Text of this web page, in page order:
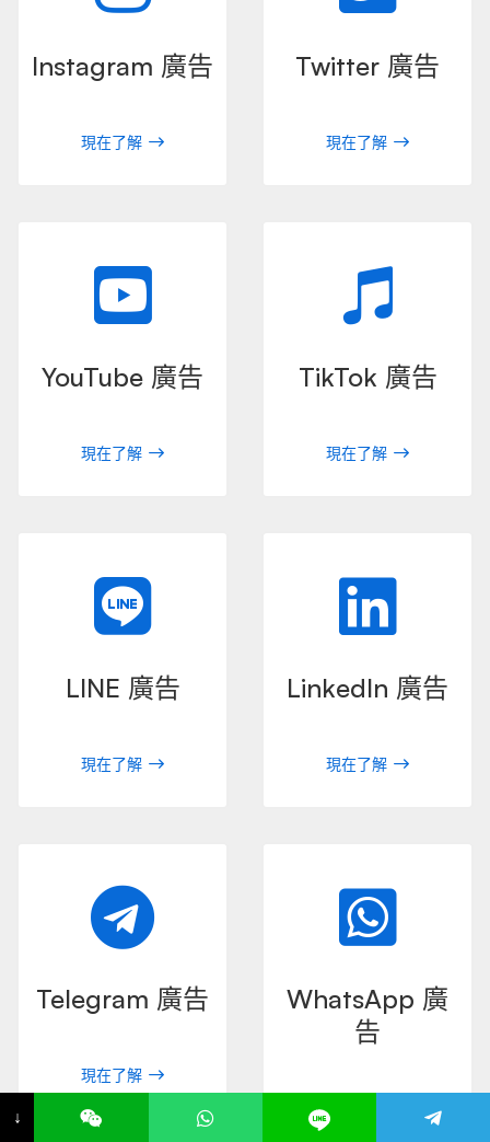
Instagram 廣告
現在了解
Twitter 廣告
現在了解
YouTube 廣告
現在了解
TikTok 廣告
現在了解
LINE 廣告
現在了解
LinkedIn 廣告
現在了解
Telegram 廣告
現在了解
WhatsApp 廣
告
現在了解
↓